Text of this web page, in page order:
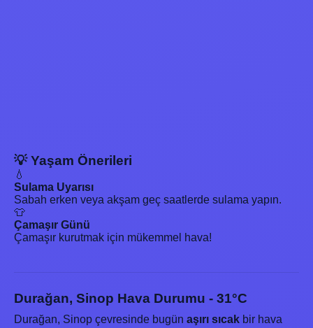
💡 Yaşam Önerileri
💧
Sulama Uyarısı
Sabah erken veya akşam geç saatlerde sulama yapın.
👕
Çamaşır Günü
Çamaşır kurutmak için mükemmel hava!
Durağan, Sinop Hava Durumu - 31°C
Durağan, Sinop çevresinde bugün aşırı sıcak bir hava